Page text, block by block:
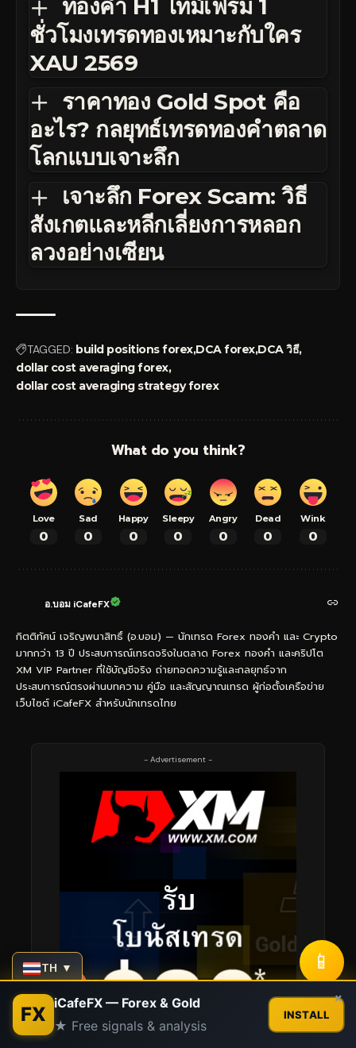
ทองคำ H1 ไทม์เฟรม 1
ชั่วโมงเทรดทองเหมาะกับใคร
XAU 2569
ราคาทอง Gold Spot คือ
อะไร? กลยุทธ์เทรดทองคำตลาด
โลกแบบเจาะลึก
เจาะลึก Forex Scam: วิธี
สังเกตและหลีกเลี่ยงการหลอก
ลวงอย่างเซียน
TAGGED: build positions forexDCA forexDCA วิธี
dollar cost averaging forex
dollar cost averaging strategy forex
What do you think?
Love
0
Sad
0
Happy
0
Sleepy
0
Angry
0
Dead
0
Wink
0
อ.บอม iCafeFX
กิตติทัศน์ เจริญพนาสิทธิ์ (อ.บอม) — นักเทรด Forex ทองคำ และ Crypto
มากกว่า 13 ปี ประสบการณ์เทรดจริงในตลาด Forex ทองคำ และคริปโต
XM VIP Partner ที่ใช้บัญชีจริง ถ่ายทอดความรู้และกลยุทธ์จาก
ประสบการณ์ตรงผ่านบทความ คู่มือ และสัญญาณเทรด ผู้ก่อตั้งเครือข่าย
เว็บไซต์ iCafeFX สำหรับนักเทรดไทย
- Advertisement -
TH ▼ 📱
FX iCafeFX — Forex & Gold
★ Free signals & analysis
INSTALL
×
Contact us
Open